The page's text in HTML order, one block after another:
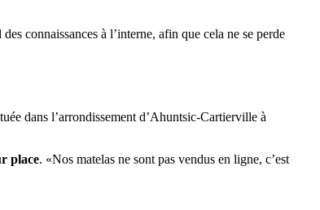
connaissances à l’interne, afin que cela ne se perde
dans l’arrondissement d’Ahuntsic-Cartierville à
place. «Nos matelas ne sont pas vendus en ligne, c’est